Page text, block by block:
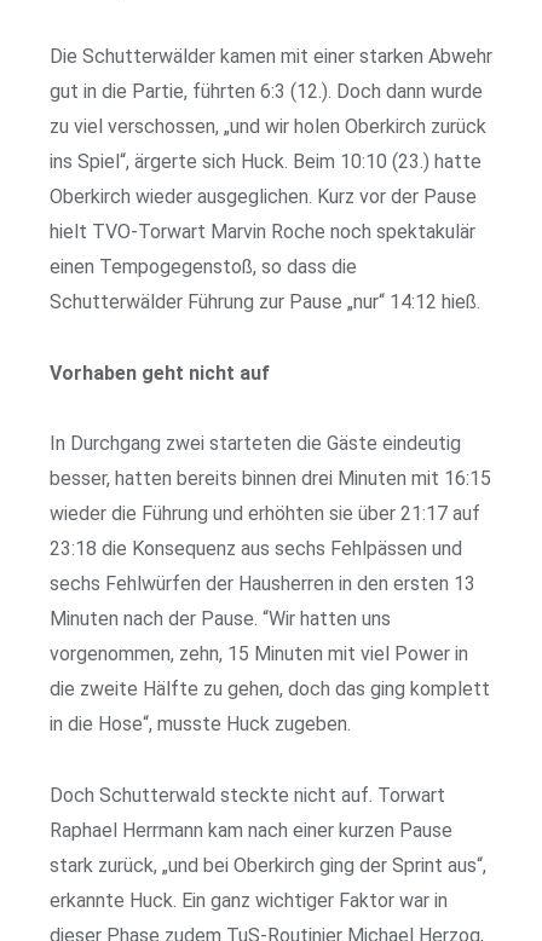
Die Schutterwälder kamen mit einer starken Abwehr
gut in die Partie, führten 6:3 (12.). Doch dann wurde
zu viel verschossen, „und wir holen Oberkirch zurück
ins Spiel“, ärgerte sich Huck. Beim 10:10 (23.) hatte
Oberkirch wieder ausgeglichen. Kurz vor der Pause
hielt TVO-Torwart Marvin Roche noch spektakulär
einen Tempogegenstoß, so dass die
Schutterwälder Führung zur Pause „nur“ 14:12 hieß.
Vorhaben geht nicht auf
In Durchgang zwei starteten die Gäste eindeutig
besser, hatten bereits binnen drei Minuten mit 16:15
wieder die Führung und erhöhten sie über 21:17 auf
23:18 die Konsequenz aus sechs Fehlpässen und
sechs Fehlwürfen der Hausherren in den ersten 13
Minuten nach der Pause. “Wir hatten uns
vorgenommen, zehn, 15 Minuten mit viel Power in
die zweite Hälfte zu gehen, doch das ging komplett
in die Hose“, musste Huck zugeben.
Doch Schutterwald steckte nicht auf. Torwart
Raphael Herrmann kam nach einer kurzen Pause
stark zurück, „und bei Oberkirch ging der Sprint aus“,
erkannte Huck. Ein ganz wichtiger Faktor war in
dieser Phase zudem TuS-Routinier Michael Herzog,